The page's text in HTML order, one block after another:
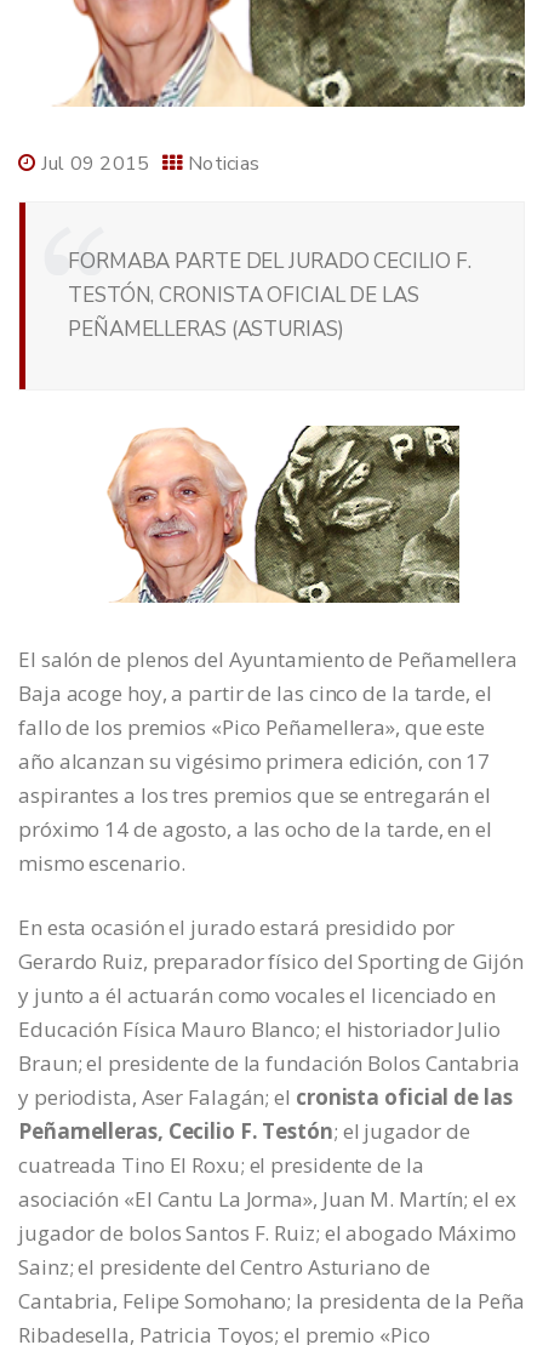
Jul 09 2015 Noticias
FORMABA PARTE DEL JURADO CECILIO F.
TESTÓN, CRONISTA OFICIAL DE LAS
PEÑAMELLERAS (ASTURIAS)
El salón de plenos del Ayuntamiento de Peñamellera
Baja acoge hoy, a partir de las cinco de la tarde, el
fallo de los premios «Pico Peñamellera», que este
año alcanzan su vigésimo primera edición, con 17
aspirantes a los tres premios que se entregarán el
próximo 14 de agosto, a las ocho de la tarde, en el
mismo escenario.
En esta ocasión el jurado estará presidido por
Gerardo Ruiz, preparador físico del Sporting de Gijón
y junto a él actuarán como vocales el licenciado en
Educación Física Mauro Blanco; el historiador Julio
Braun; el presidente de la fundación Bolos Cantabria
y periodista, Aser Falagán; el cronista oficial de las
Peñamelleras, Cecilio F. Testón; el jugador de
cuatreada Tino El Roxu; el presidente de la
asociación «El Cantu La Jorma», Juan M. Martín; el ex
jugador de bolos Santos F. Ruiz; el abogado Máximo
Sainz; el presidente del Centro Asturiano de
Cantabria, Felipe Somohano; la presidenta de la Peña
Ribadesella, Patricia Toyos; el premio «Pico